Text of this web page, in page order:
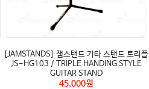
[JAMSTANDS] 잼스탠드 기타 스탠드 트리플
JS-HG103 / TRIPLE HANDING STYLE
GUITAR STAND
45,000원